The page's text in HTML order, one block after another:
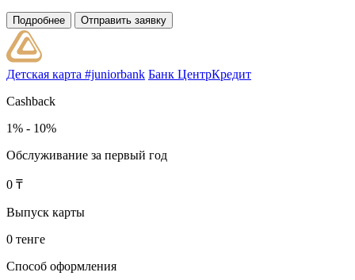
Подробнее Отправить заявку
Детская карта #juniorbank Банк ЦентрКредит
Cashback
1% - 10%
Обслуживание за первый год
0 ₸
Выпуск карты
0 тенге
Способ оформления